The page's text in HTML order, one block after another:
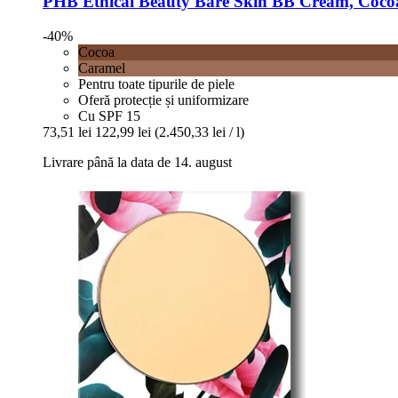
-40%
Cocoa
Caramel
Pentru toate tipurile de piele
Oferă protecție și uniformizare
Cu SPF 15
73,51 lei 122,99 lei (2.450,33 lei / l)
Livrare până la data de 14. august